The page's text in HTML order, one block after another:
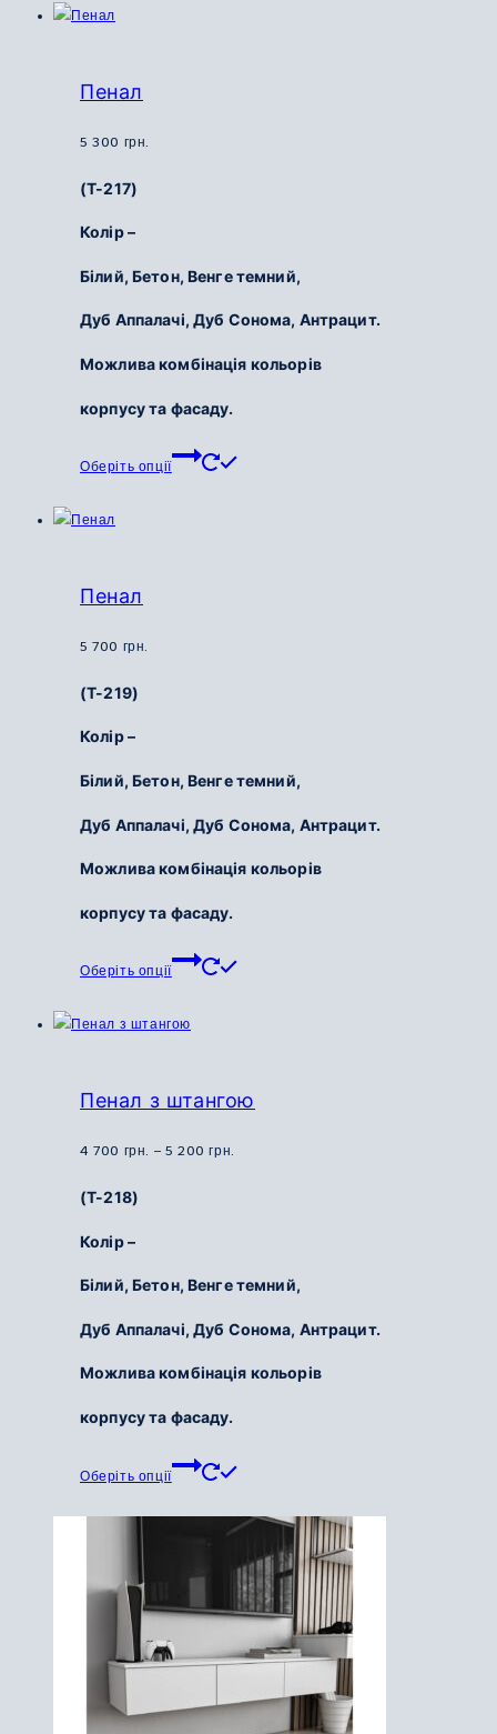
Пенал
5 300 грн.
(Т-217)
Колір –
Білий, Бетон, Венге темний,
Дуб Аппалачі, Дуб Сонома, Антрацит.
Можлива комбінація кольорів
корпусу та фасаду.
Оберіть опції
Цей
Пенал
5 700 грн.
(Т-219)
Колір –
Білий, Бетон, Венге темний,
Дуб Аппалачі, Дуб Сонома, Антрацит.
Можлива комбінація кольорів
корпусу та фасаду.
Оберіть опції
Цей
Пенал з штангою
4 700 грн. – 5 200 грн.
грн.
5
200
(Т-218)
Колір –
Білий, Бетон, Венге темний,
Дуб Аппалачі, Дуб Сонома, Антрацит.
Можлива комбінація кольорів
корпусу та фасаду.
Оберіть опції
має
варіантів.
Параметри
можна
вибрати
сторінці
товару